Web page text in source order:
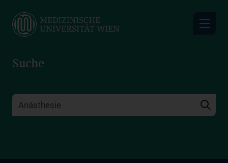
main
Suche